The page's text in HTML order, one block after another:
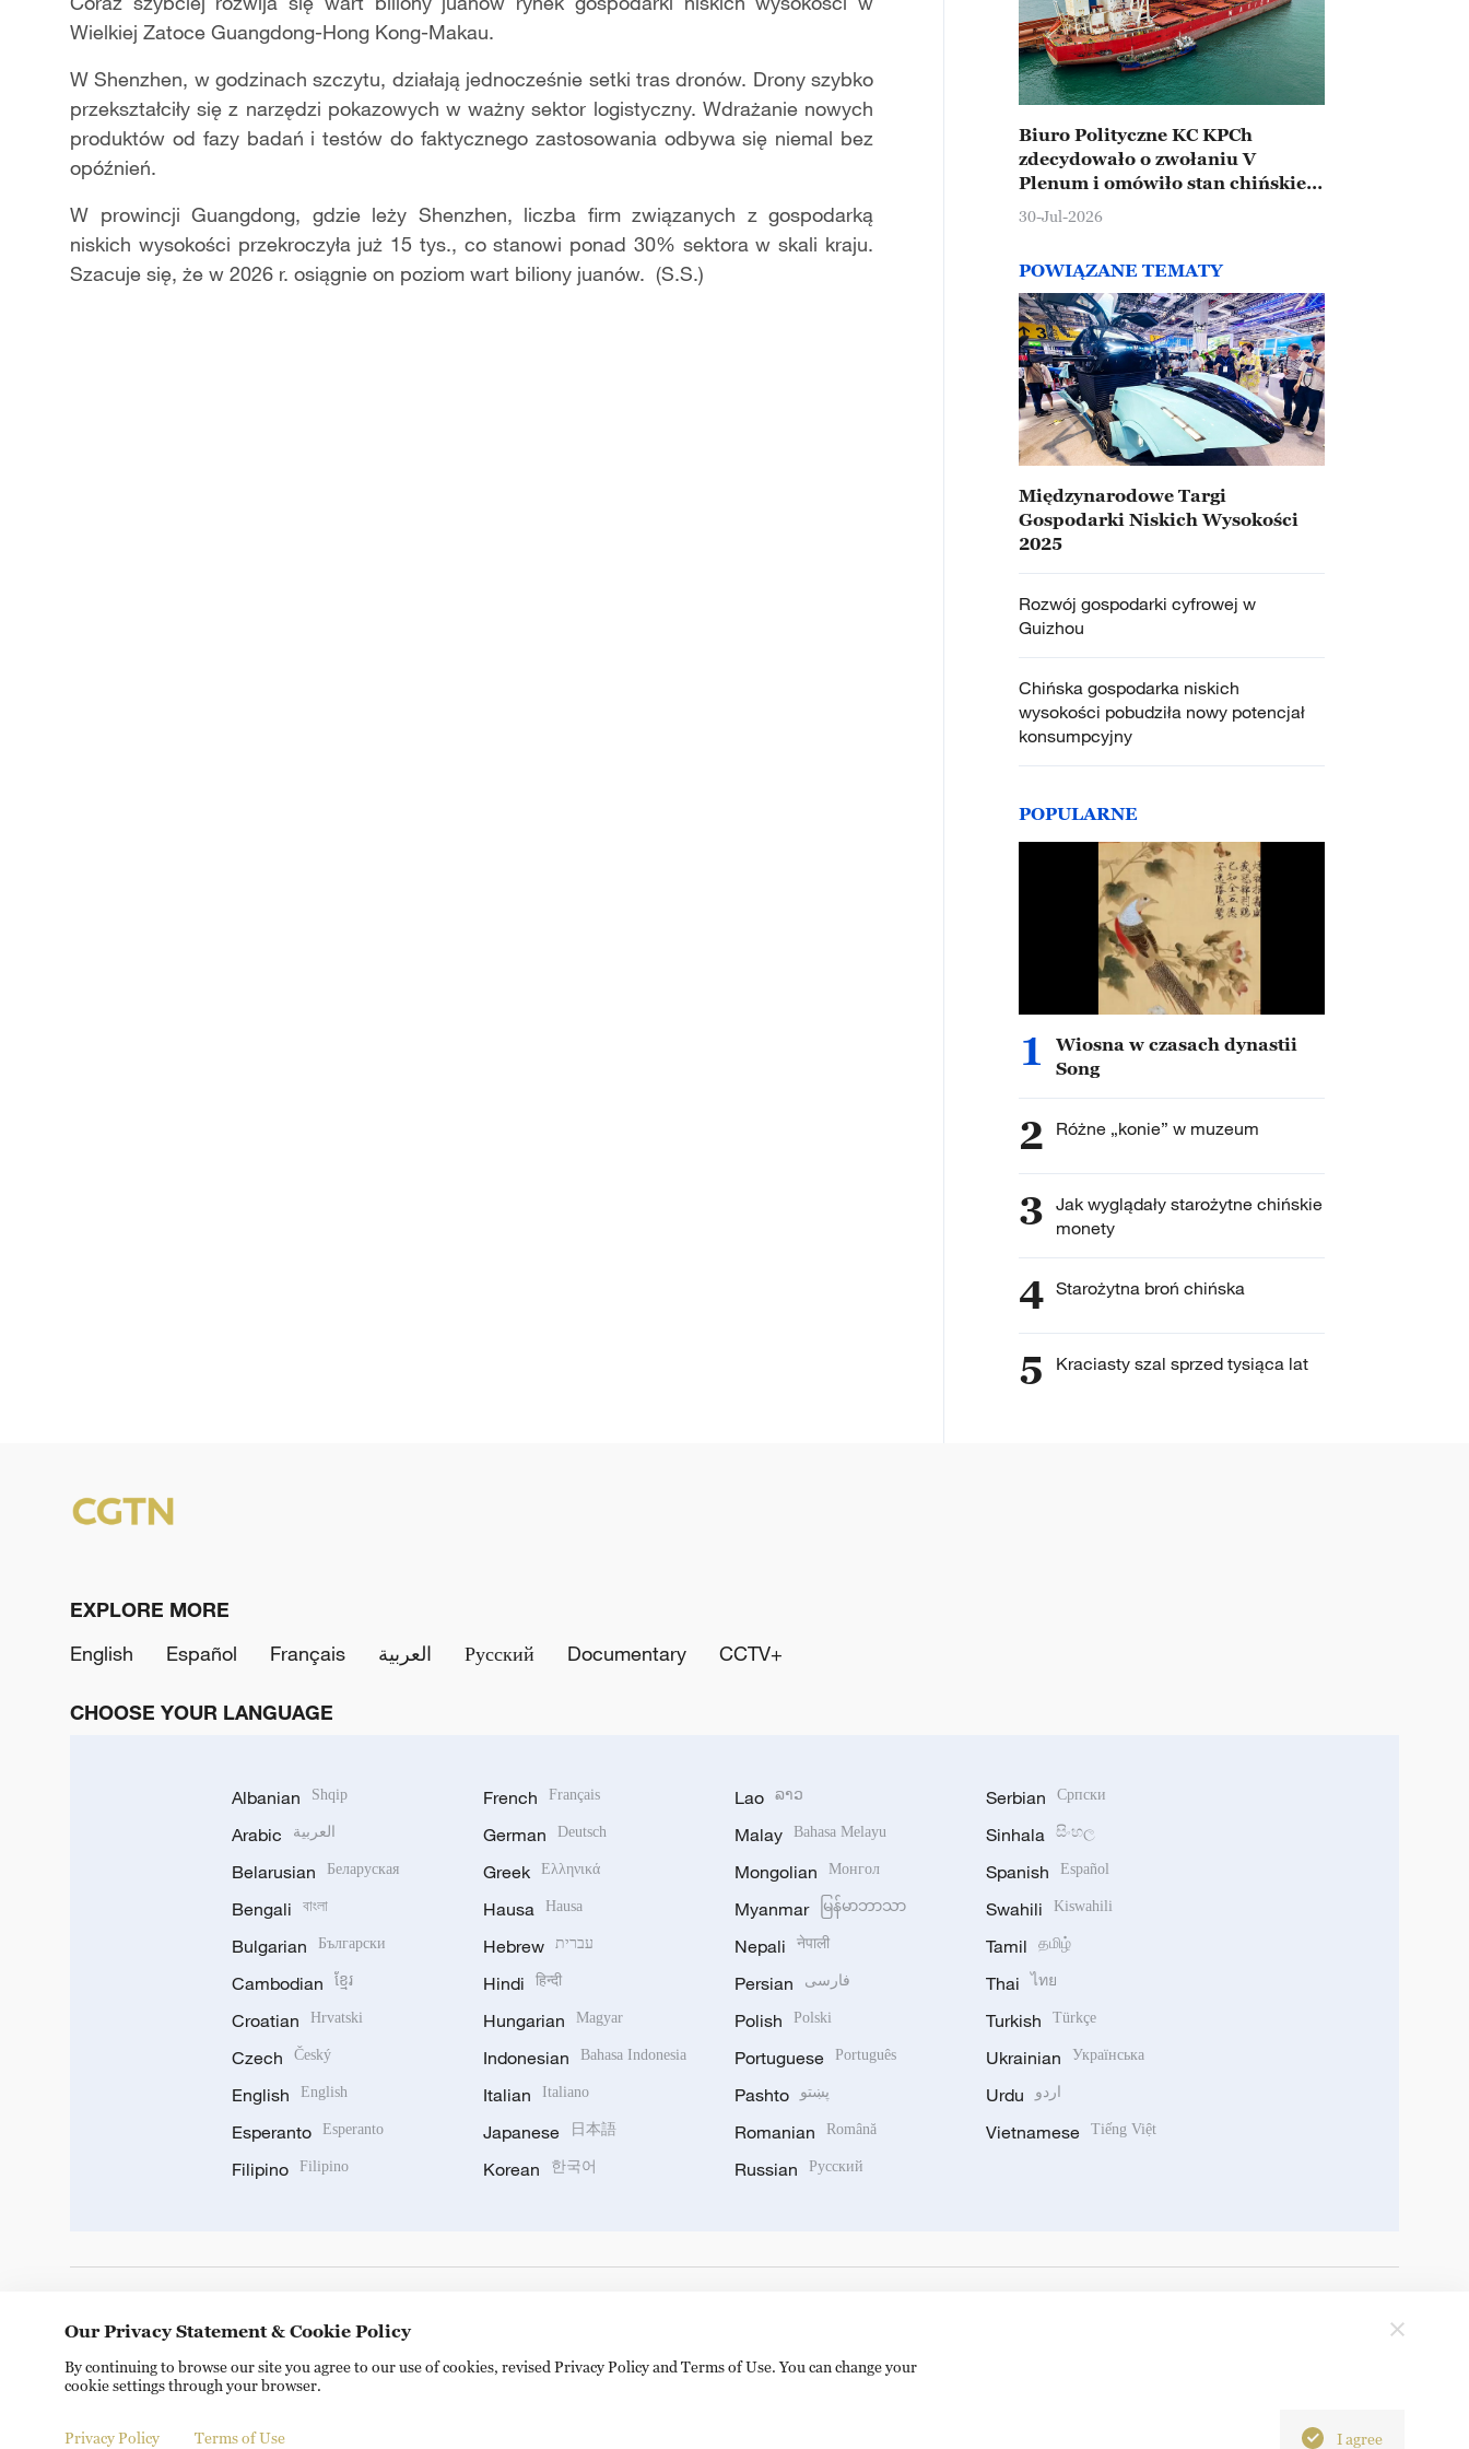
Wielkiej Zatoce Guangdong-Hong Kong-Makau.
W Shenzhen, w godzinach szczytu, działają jednocześnie setki tras dronów. Drony szybko
przekształciły się z narzędzi pokazowych w ważny sektor logistyczny. Wdrażanie nowych
produktów od fazy badań i testów do faktycznego zastosowania odbywa się niemal bez
opóźnień.
W prowincji Guangdong, gdzie leży Shenzhen, liczba firm związanych z gospodarką
niskich wysokości przekroczyła już 15 tys., co stanowi ponad 30% sektora w skali kraju.
Szacuje się, że w 2026 r. osiągnie on poziom wart biliony juanów. (S.S.)
Biuro Polityczne KC KPCh
zdecydowało o zwołaniu V
Plenum i omówiło stan chińskiej
gospodarki
30-Jul-2026
POWIĄZANE TEMATY
Międzynarodowe Targi
Gospodarki Niskich Wysokości
2025
Rozwój gospodarki cyfrowej w
Guizhou
Chińska gospodarka niskich
wysokości pobudziła nowy potencjał
konsumpcyjny
POPULARNE
1
Wiosna w czasach dynastii
Song
2 Różne „konie” w muzeum
3 Jak wyglądały starożytne chińskie
monety
4 Starożytna broń chińska
5 Kraciasty szal sprzed tysiąca lat
EXPLORE MORE
English
Español Français العربية Русский Documentary CCTV+
CHOOSE YOUR LANGUAGE
Albanian Shqip
Arabic العربية
Belarusian Беларуская
Bengali বাংলা
Bulgarian Български
Cambodian ខ្មែរ
Croatian Hrvatski
Czech Český
English English
Esperanto Esperanto
Filipino Filipino
French Français
German Deutsch
Greek Ελληνικά
Hausa Hausa
Hebrew עברית
Hindi हिन्दी
Hungarian Magyar
Indonesian Bahasa Indonesia
Italian Italiano
Japanese 日本語
Korean 한국어
Lao ລາວ
Malay Bahasa Melayu
Mongolian Монгол
Myanmar မြန်မာဘာသာ
Nepali नेपाली
Persian فارسی
Polish Polski
Portuguese Português
Pashto پښتو
Romanian Română
Russian Русский
Serbian Српски
Sinhala සිංහල
Spanish Español
Swahili Kiswahili
Tamil தமிழ்
Thai ไทย
Turkish Türkçe
Ukrainian Українська
Urdu اردو
Vietnamese Tiếng Việt
Copyright © 2024 CGTN. 京ICP备20000184号
Our Privacy Statement & Cookie Policy
By continuing to browse our site you agree to our use of cookies, revised Privacy Policy and Terms of Use. You can change your
cookie settings through your browser.
Privacy Policy Terms of Use I agree